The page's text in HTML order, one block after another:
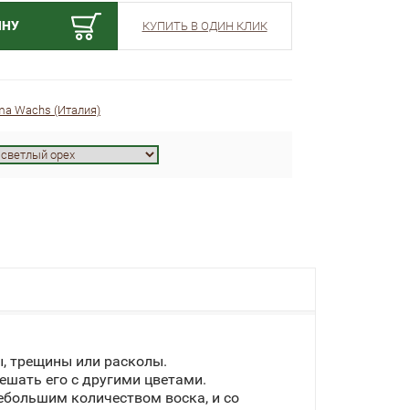
КУПИТЬ В ОДИН КЛИК
Wachs (Италия)
трещины или расколы.
его с другими цветами.
количеством воска, и со